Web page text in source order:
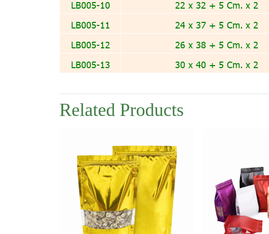
LB005-10
22 x 32 + 5 Cm. x 2
LB005-11
24 x 37 + 5 Cm. x 2
LB005-12
26 x 38 + 5 Cm. x 2
LB005-13
30 x 40 + 5 Cm. x 2
Related Products